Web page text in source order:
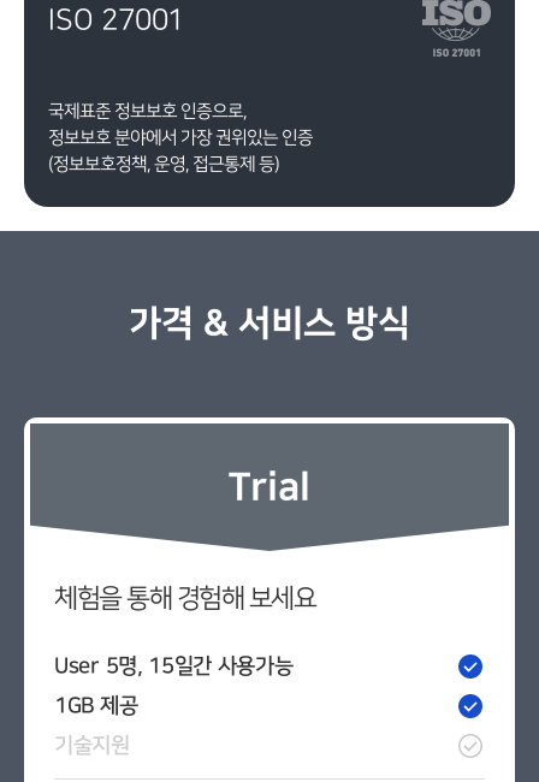
ISO 27001
국제표준 정보보호 인증으로,
정보보호 분야에서 가장 권위있는 인증
(정보보호정책, 운영, 접근통제 등)
가격 & 서비스 방식
Trial
체험을 통해 경험해 보세요
User 5명, 15일간 사용가능
1GB 제공
기술지원